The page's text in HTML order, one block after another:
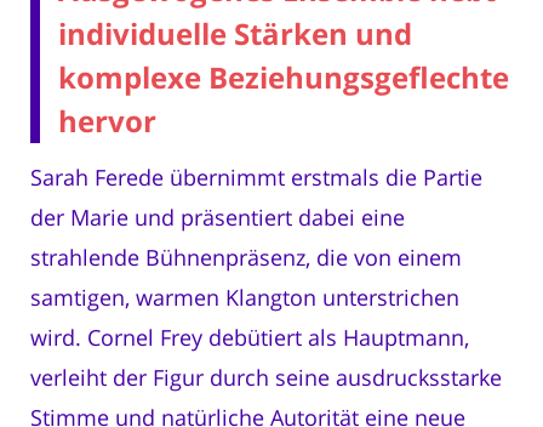
individuelle Stärken und
komplexe Beziehungsgeflechte
hervor
Sarah Ferede übernimmt erstmals die Partie
der Marie und präsentiert dabei eine
strahlende Bühnenpräsenz, die von einem
samtigen, warmen Klangton unterstrichen
wird. Cornel Frey debütiert als Hauptmann,
verleiht der Figur durch seine ausdrucksstarke
Stimme und natürliche Autorität eine neue